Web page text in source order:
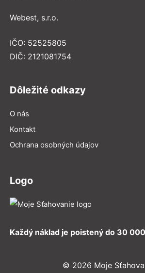
Webest, s.r.o.
IČO: 52525805
DIČ: 2121081754
Dôležité odkazy
O nás
Kontakt
Ochrana osobných údajov
Logo
Každý náklad je poistený do 30
© 2026 Moje